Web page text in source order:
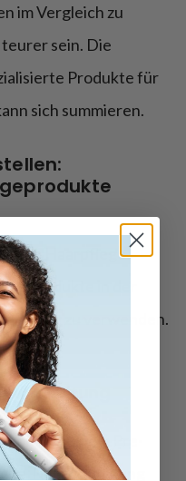
im Vergleich zu
sein. Die
Produkte für
sich summieren.
Haarpflege
Produkte in der
zu verwenden.
oft mit einem Pre-
Tiefenreinigung